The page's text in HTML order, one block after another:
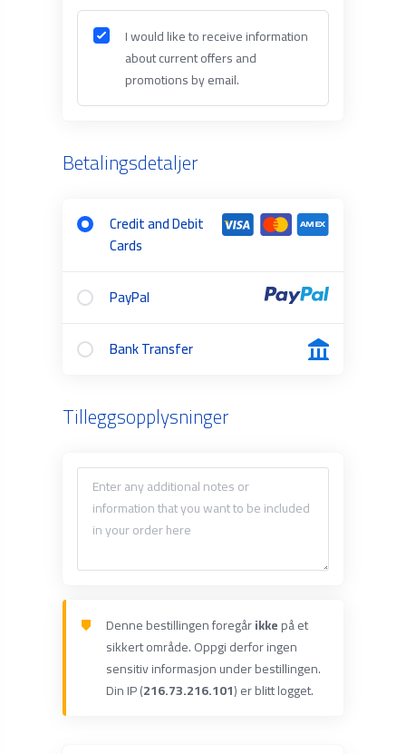
I would like to receive information
about current offers and
promotions by email.
Betalingsdetaljer
Credit and Debit
Cards
PayPal
Bank Transfer
Tilleggsopplysninger
Denne bestillingen foregårikkepå et
sikkert område. Oppgi derfor ingen
sensitiv informasjon under bestillingen.
Din IP (216.73.216.101) er blitt logget.